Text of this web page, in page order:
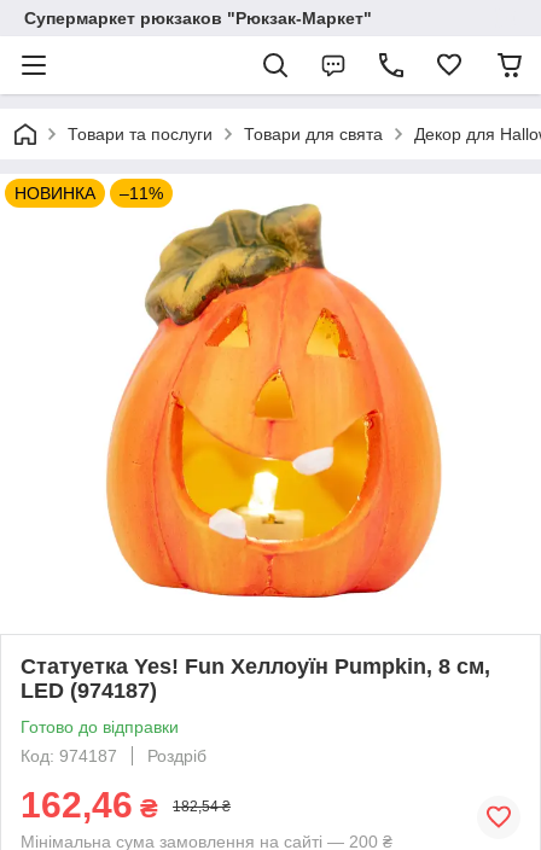
Супермаркет рюкзаков "Рюкзак-Маркет"
Товари та послуги Товари для свята Декор для
НОВИНКА –11%
Статуетка Yes! Fun Хеллоуїн Pumpkin, 8 см,
LED (974187)
Готово до відправки
Код: 974187
Роздріб
162,46 ₴ 182,54 ₴
Мінімальна сума замовлення на сайті — 200 ₴